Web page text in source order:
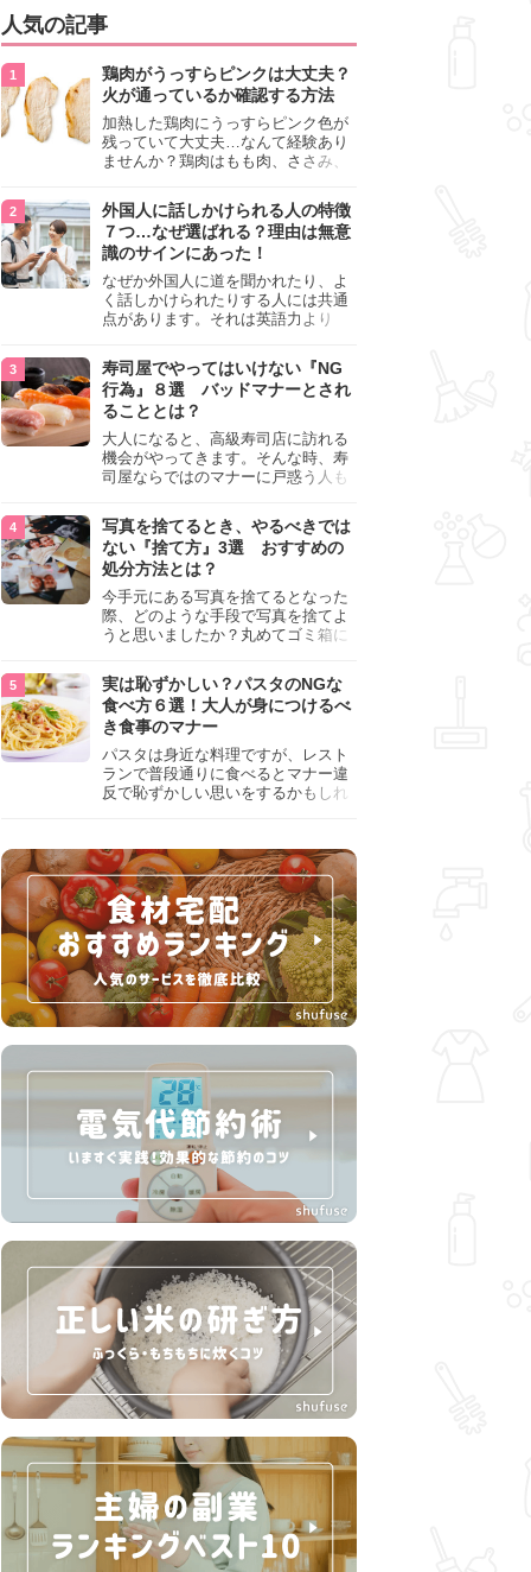
人気の記事
鶏肉がうっすらピンクは大丈夫？
火が通っているか確認する方法
加熱した鶏肉にうっすらピンク色が
残っていて大丈夫…なんて経験あり
ませんか？鶏肉はもも肉、ささみ、
わいが異なり、いろいろと楽しめる
料理ですが、鶏肉は加熱した後でも
うっすらピンク色の部分が大丈夫な
のと気になるときがあります。この
記事では生焼けか火が通っているの
かを確認する方法や、鶏肉を調理す
るときの注意点を紹介しますので、
参考にしてみてくださいね。
外国人に話しかけられる人の特徴
７つ…なぜ選ばれる？理由は無意
識のサインにあった！
なぜか外国人に道を聞かれたり、よ
く話しかけられたりする人には共通
点があります。それは英語力より
けても大丈夫」というサインが関係
しています。よく選ばれる人の特徴
や、英語が苦手でも焦らない対処
法、自分を守るための注意点を詳し
く解説します。
寿司屋でやってはいけない『NG
行為』８選 バッドマナーとされ
ることとは？
大人になると、高級寿司店に訪れる
機会がやってきます。そんな時、寿
司屋ならではのマナーに戸惑う人も
らためて寿司屋でやってはいけない
『NG行為』をチェックしましょう。
写真を捨てるとき、やるべきでは
ない『捨て方』3選 おすすめの
処分方法とは？
今手元にある写真を捨てるとなった
際、どのような手段で写真を捨てよ
うと思いましたか？丸めてゴミ箱に
真は個人情報が詰まっているので、
ただ丸めただけの状態で捨ててしま
うのは危険です。写真にすべきでは
ない捨て方をまとめているので、ぜ
ひチェックしておきましょう。
実は恥ずかしい？パスタのNGな
食べ方６選！大人が身につけるべ
き食事のマナー
パスタは身近な料理ですが、レスト
ランで普段通りに食べるとマナー違
反で恥ずかしい思いをするかもしれ
して、正しい食べ方を確認しましょ
う。大人の嗜みとして知っておきた
い新常識を解説します。